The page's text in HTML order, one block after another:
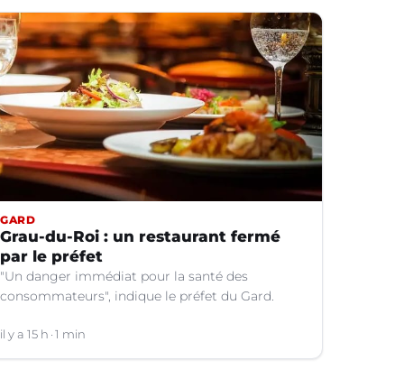
GARD
Grau-du-Roi : un restaurant fermé
par le préfet
"Un danger immédiat pour la santé des
consommateurs", indique le préfet du Gard.
il y a 15 h 1 min